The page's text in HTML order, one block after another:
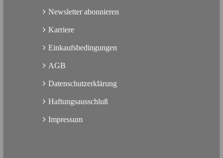
Newsletter abonnieren
Karriere
Einkaufsbedingungen
AGB
Datenschutzerklärung
Haftungsausschluß
Impressum